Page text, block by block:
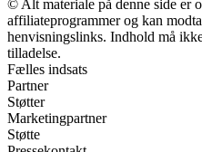
© Alt materiale på denne side er
affiliateprogrammer og kan
henvisningslinks. Indhold må
tilladelse.
Fælles indsats
Partner
Støtter
Marketingpartner
Støtte